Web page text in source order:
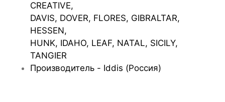
CREATIVE,
DAVIS, DOVER, FLORES, GIBRALTAR,
HESSEN,
HUNK, IDAHO, LEAF, NATAL, SICILY,
TANGIER
Производитель - Iddis (Россия)